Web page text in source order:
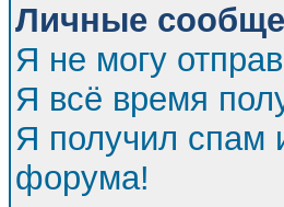
Личные
Я не могу
Я всё время
Я получил спам
форума!